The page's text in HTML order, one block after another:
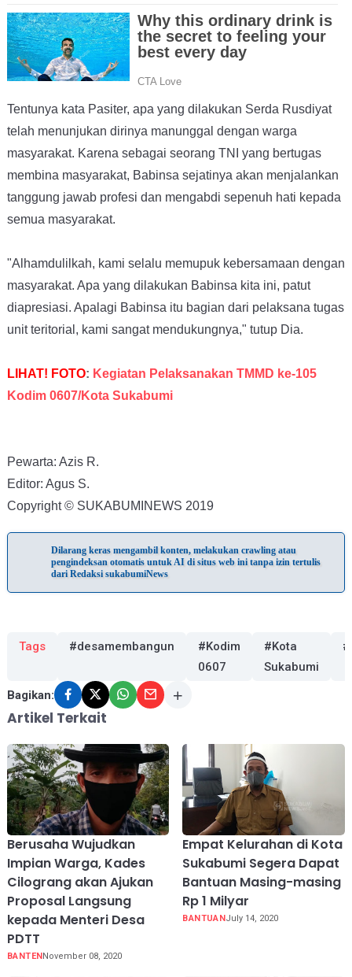
Tentunya kata Pasiter, apa yang dilakukan Serda Rusdiyat
telah menunjukan dirinya manunggal dengan warga
masyarakat. Karena sebagai seorang TNI yang bertugas
membina masyarakat, Babinsa sejatinya akan menjalankan
tanggung jawab profesi dan mengabdi sepenuh hati kepada
semua masyarakat.
"Alhamdulilkah, kami selalu memupuk kebersamaan dengan
masyarakat. Apa yang dilakukan Babinsa kita ini, patut
diapresiasi. Apalagi Babinsa itu bagian dari pelaksana tugas
unit teritorial, kami sangat mendukungnya," tutup Dia.
LIHAT! FOTO: Kegiatan Pelaksanakan TMMD ke-105
Kodim 0607/Kota Sukabumi
Pewarta: Azis R.
Editor: Agus S.
Copyright © SUKABUMINEWS 2019
Dilarang keras mengambil konten, melakukan crawling atau
pengindeksan otomatis untuk AI di situs web ini tanpa izin tertulis
dari Redaksi sukabumiNews
Tags #desamembangun
#Kodim
0607
#Kota
Sukabumi
Bagikan:
Artikel Terkait
Berusaha Wujudkan
Impian Warga, Kades
Cilograng akan Ajukan
Proposal Langsung
kepada Menteri Desa
PDTT
BANTENNovember 08, 2020
Empat Kelurahan di Kota
Sukabumi Segera Dapat
Bantuan Masing-masing
Rp 1 Milyar
BANTUANJuly 14, 2020